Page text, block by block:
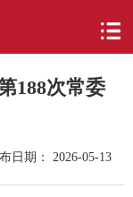
188次常委
日期： 2026-05-13